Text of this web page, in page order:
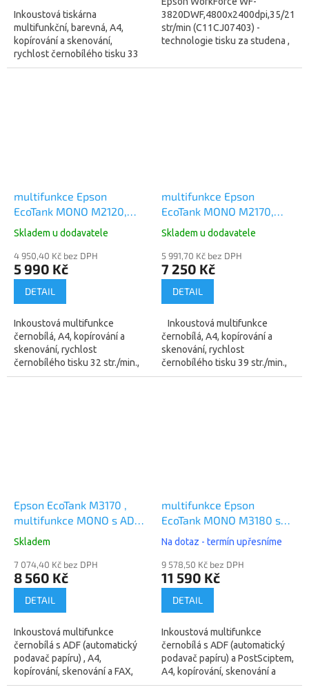
Inkoustová tiskárna
multifunkční, barevná, A4,
kopírování a skenování,
rychlost černobílého tisku 33
str./min., rychlost barevného
3820DWF,4800x2400dpi,35/21
str/min (C11CJ07403) -
technologie tisku za studena ,
(žárovka) Inkoustová tiskárna
multifunkce Epson
EcoTank MONO M2120,
USB, WIFI, 32str. 15W
Skladem u dodavatele
4 950,40 Kč bez DPH
5 990 Kč
DETAIL
Inkoustová multifunkce
černobílá, A4, kopírování a
skenování, rychlost
černobílého tisku 32 str./min.,
tiskové rozlišení 1440 x 720
multifunkce Epson
EcoTank MONO M2170,
USB, WIFI, LAN, DUPLEX,
Skladem u dodavatele
5 991,70 Kč bez DPH
7 250 Kč
DETAIL
Inkoustová multifunkce
černobílá, A4, kopírování a
skenování, rychlost
černobílého tisku 39 str./min.,
tiskové rozlišení 1200 x 2400
Epson EcoTank M3170 ,
multifunkce MONO s ADF,
USB, WIFI, LAN, FAX,
(C11CG92403)
Skladem
7 074,40 Kč bez DPH
8 560 Kč
DETAIL
Inkoustová multifunkce
černobílá s ADF (automatický
podavač papíru) , A4,
kopírování, skenování a FAX,
rychlost černobílého tisku 39
multifunkce Epson
EcoTank MONO M3180 s
ADF, PostScript , USB,
WIFI, LAN, FAX, DUPLEX,
39str., 12W (C11CG93403)
Na dotaz - termín upřesníme
9 578,50 Kč bez DPH
11 590 Kč
DETAIL
Inkoustová multifunkce
černobílá s ADF (automatický
podavač papíru) a PostSciptem,
A4, kopírování, skenování a
FAX, rychlost černobílého tisku